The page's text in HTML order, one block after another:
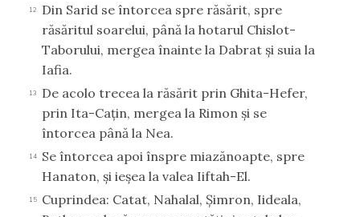
12
Din Sarid se întorcea spre răsărit, spre
răsăritul soarelui, până la hotarul Chislot-
Taborului, mergea înainte la Dabrat şi suia la
Iafia.
13
De acolo trecea la răsărit prin Ghita-Hefer,
prin Ita-Caţin, mergea la Rimon şi se
întorcea până la Nea.
14
Se întorcea apoi înspre miazănoapte, spre
Hanaton, şi ieşea la valea Iiftah-El.
15
Cuprindea: Catat, Nahalal, Şimron, Iideala,